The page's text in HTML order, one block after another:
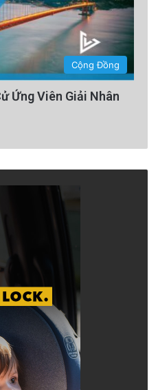
Cộng Đồng
Ứng Viên Giải Nhân